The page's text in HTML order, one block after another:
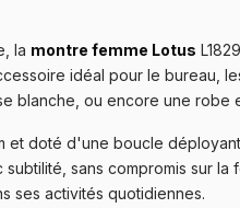
la montre femme Lotus
idéal pour le bureau,
blanche, ou encore une robe
doté d'une boucle
sans compromis sur
ses activités quotidiennes.